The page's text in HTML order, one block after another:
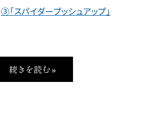
③「スパイダープッシュアップ」
続きを読む »